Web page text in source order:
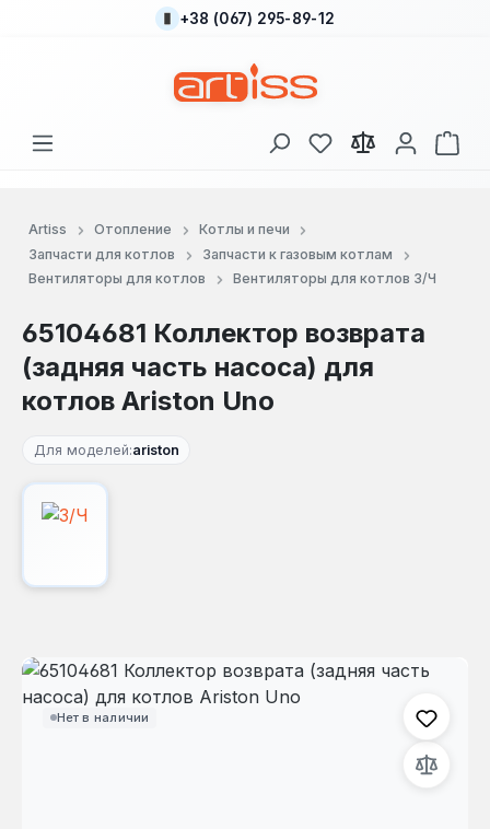
Перейти к основному содержанию
+38 (067) 295-89-12
У вас есть товары
В
Artiss Отопление
Котлы и печи
Запчасти для котлов
Запчасти к газовым котлам
Вентиляторы для котлов
Вентиляторы для котлов З/Ч
65104681 Коллектор возврата
(задняя часть насоса) для
котлов Ariston Uno
Для моделей:ariston
Нет в наличии
Пропустить галерею изображений